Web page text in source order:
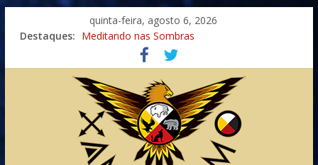
quinta-feira, agosto 6, 2026
Destaques: Meditando nas Sombras
Autosuficiência: A Jornada do Espírito Ancestral
Xamanismo Universal
Totens – Caminho Espiritual – Crescimento
Imaginação na Cura